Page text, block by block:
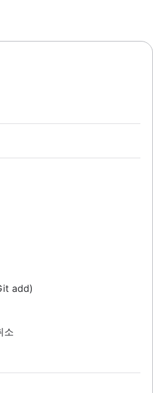
서 Git에 대해 알아보기
서 코드 리뷰에 대해 알아보기
변경 사항을 실행 취소하는
한 이유
add)
소